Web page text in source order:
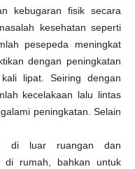
kebugaran fisik secara
kesehatan seperti
pesepeda meningkat
dengan peningkatan
lipat. Seiring dengan
kecelakaan lalu lintas
peningkatan. Selain
di luar ruangan dan
di rumah, bahkan untuk